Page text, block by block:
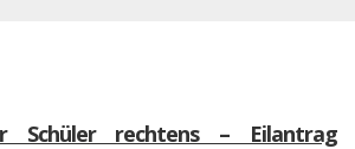
Schüler rechtens – Eilantrag